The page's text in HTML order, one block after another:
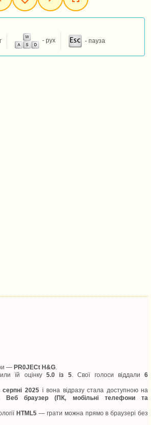
- рух - пауза
—PR0JECt H&G
їй оцінку5.0 із 5. Свої голоси віддали6
серпні 2025і вона відразу стала доступною на
Веб браузер (ПК, мобільні телефони та
HTML5— грати можна прямо в браузері без